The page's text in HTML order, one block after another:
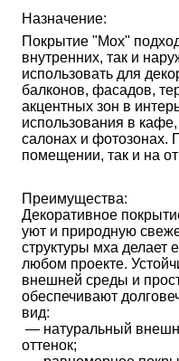
Назначение:
Покрытие "Мох"
внутренних, так и
использовать для
балконов, фасадов,
акцентных зон в
использования в
салонах и фотозонах.
помещении, так и на
Преимущества:
Декоративное
уют и природную
структуры мха делает
любом проекте.
внешней среды и
обеспечивают
вид:
оттенок;